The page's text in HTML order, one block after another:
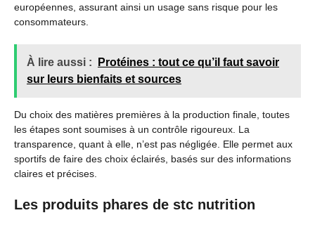
européennes, assurant ainsi un usage sans risque pour les
consommateurs.
À lire aussi :
Protéines : tout ce qu’il faut savoir
sur leurs bienfaits et sources
Du choix des matières premières à la production finale, toutes
les étapes sont soumises à un contrôle rigoureux. La
transparence, quant à elle, n’est pas négligée. Elle permet aux
sportifs de faire des choix éclairés, basés sur des informations
claires et précises.
Les produits phares de stc nutrition